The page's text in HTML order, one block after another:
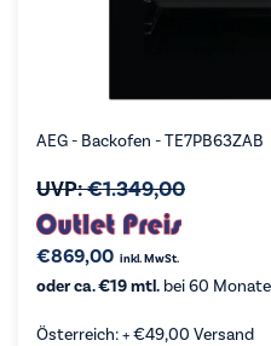
AEG - Backofen - TE7PB63ZAB
UVP:€1.349,00
€869,00 inkl. MwSt.
oder ca. €19 mtl. bei 60
Österreich: +€49,00 Versand